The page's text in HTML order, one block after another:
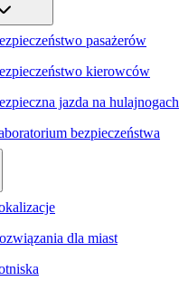
pasażerów
kierowców
jazda na hulajnogach
bezpieczeństwa
dla miast